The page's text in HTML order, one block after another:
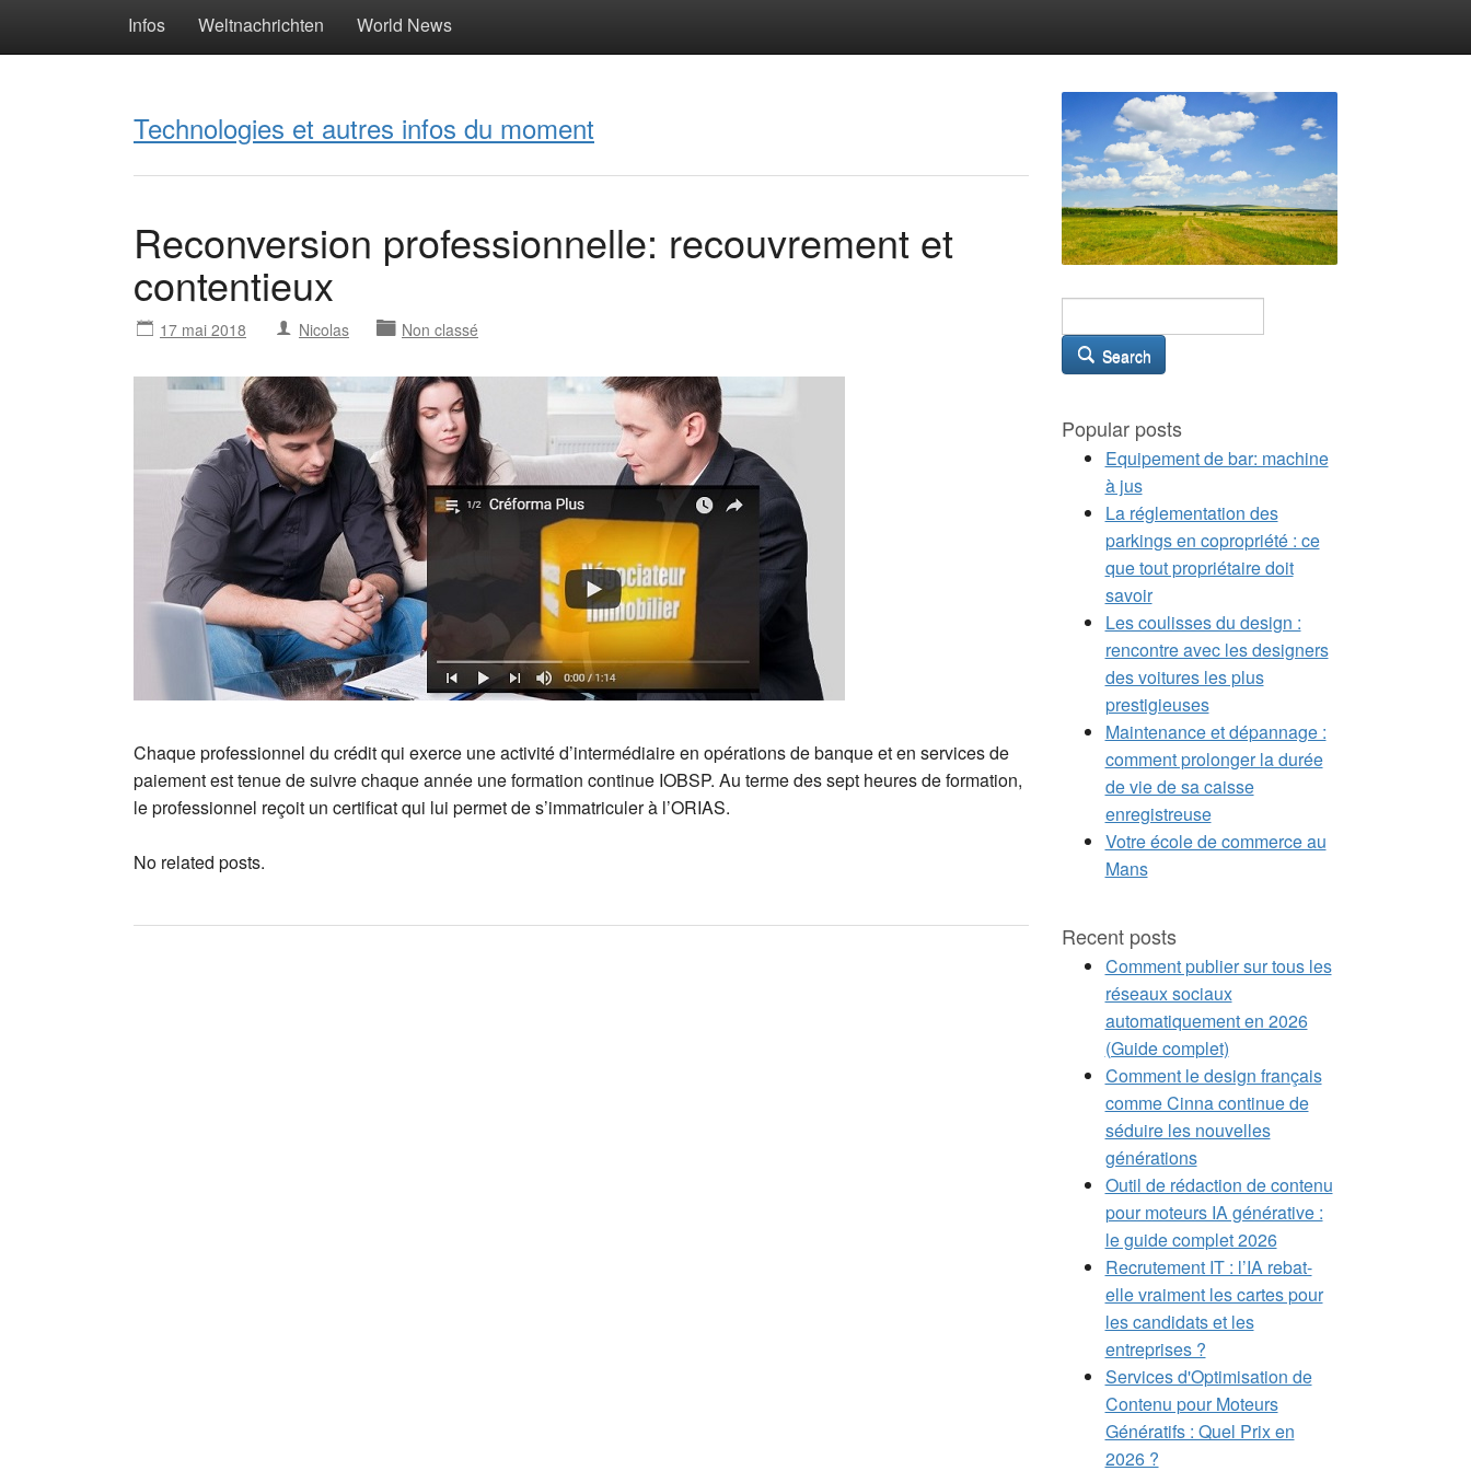
Infos Weltnachrichten World News
Technologies et autres infos du moment
Reconversion professionnelle: recouvrement et
contentieux
17 mai 2018 Nicolas Non classé
Chaque professionnel du crédit qui exerce une activité d’intermédiaire en opérations de banque et en services de
paiement est tenue de suivre chaque année une formation continue IOBSP. Au terme des sept heures de formation,
le professionnel reçoit un certificat qui lui permet de s’immatriculer à l’ORIAS.
No related posts.
Search
Popular posts
Equipement de bar: machine
à jus
La réglementation des
parkings en copropriété : ce
que tout propriétaire doit
savoir
Les coulisses du design :
rencontre avec les designers
des voitures les plus
prestigieuses
Maintenance et dépannage :
comment prolonger la durée
de vie de sa caisse
enregistreuse
Votre école de commerce au
Mans
Recent posts
Comment publier sur tous les
réseaux sociaux
automatiquement en 2026
(Guide complet)
Comment le design français
comme Cinna continue de
séduire les nouvelles
générations
Outil de rédaction de contenu
pour moteurs IA générative :
le guide complet 2026
Recrutement IT : l’IA rebat-
elle vraiment les cartes pour
les candidats et les
entreprises ?
Services d'Optimisation de
Contenu pour Moteurs
Génératifs : Quel Prix en
2026 ?